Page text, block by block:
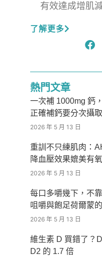
有效達成增肌
了解更多
熱門文章
一次補 1000mg 鈣
正確補鈣要分次攝取
2026 年 5 月 13 日
重訓不只練肌肉：
降血壓效果媲美有氧
2026 年 5 月 13 日
每口多嚼幾下，不
咀嚼與飽足荷爾蒙
2026 年 5 月 13 日
維生素 D 買錯了？
D2 的 1.7 倍